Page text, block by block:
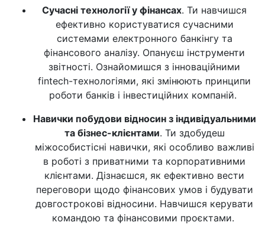
Сучасні технології у фінансах. Ти навчишся
ефективно користуватися сучасними
системами електронного банкінгу та
фінансового аналізу. Опануєш інструменти
звітності. Ознайомишся з інноваційними
fintech-технологіями, які змінюють принципи
роботи банків і інвестиційних компаній.
Навички побудови відносин з індивідуальними
та бізнес-клієнтами. Ти здобудеш
міжособистісні навички, які особливо важливі
в роботі з приватними та корпоративними
клієнтами. Дізнаєшся, як ефективно вести
переговори щодо фінансових умов і будувати
довгострокові відносини. Навчишся керувати
командою та фінансовими проєктами.